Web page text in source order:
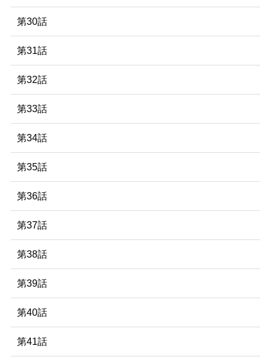
第30話
第31話
第32話
第33話
第34話
第35話
第36話
第37話
第38話
第39話
第40話
第41話